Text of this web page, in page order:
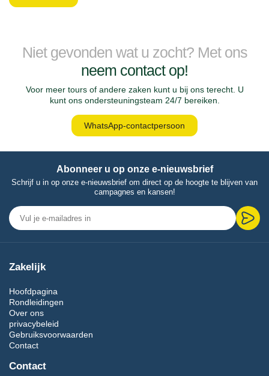
Niet gevonden wat u zocht? Met ons
neem contact op!
Voor meer tours of andere zaken kunt u bij ons terecht. U
kunt ons ondersteuningsteam 24/7 bereiken.
WhatsApp-contactpersoon
Abonneer u op onze e-nieuwsbrief
Schrijf u in op onze e-nieuwsbrief om direct op de hoogte te blijven van
campagnes en kansen!
Zakelijk
Hoofdpagina
Rondleidingen
Over ons
privacybeleid
Gebruiksvoorwaarden
Contact
Contact